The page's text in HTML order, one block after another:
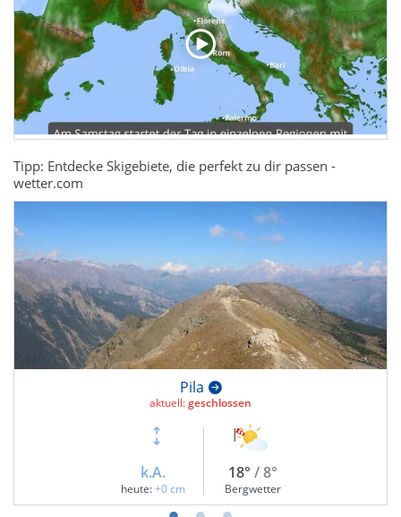
Tipp: Entdecke Skigebiete, die perfekt zu dir passen -
wetter.com
Pila
aktuell:geschlossen
k.A.
heute: +0 cm
18° / 8°
Bergwetter